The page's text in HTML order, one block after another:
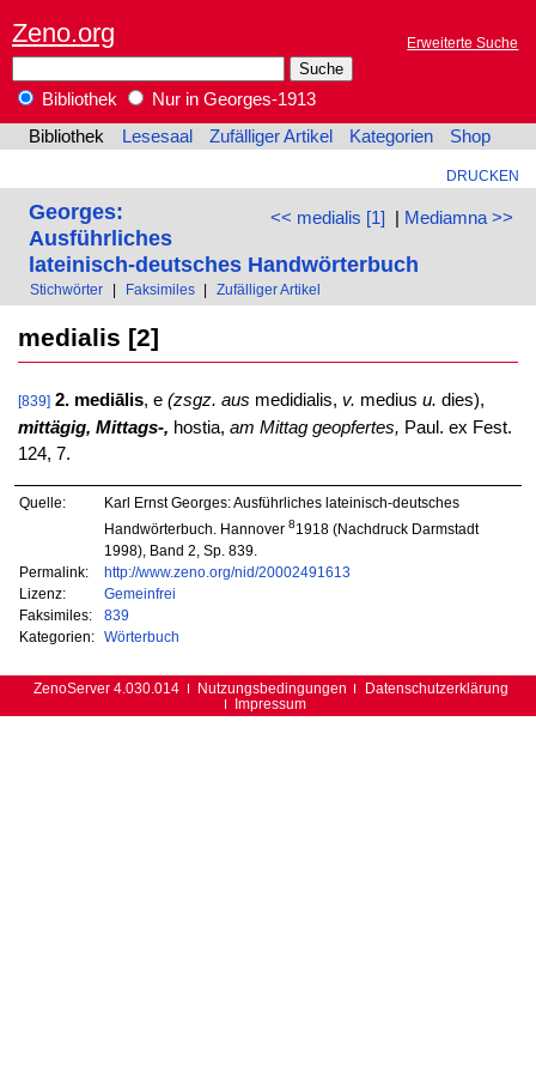
Zeno.org Erweiterte Suche
Bibliothek
Nur in Georges-1913
Bibliothek
Lesesaal Zufälliger Artikel Kategorien Shop
DRUCKEN
<< medialis [1] | Mediamna >>
Georges:
Ausführliches
lateinisch-deutsches Handwörterbuch
Stichwörter Faksimiles Zufälliger Artikel
medialis [2]
[839] 2. mediālis, e (zsgz. aus medidialis, v. medius u. dies),
mittägig, Mittags-, hostia, am Mittag geopfertes, Paul. ex Fest.
124, 7.
Quelle:
Karl Ernst Georges: Ausführliches lateinisch-deutsches
Handwörterbuch. Hannover 81918 (Nachdruck Darmstadt
1998), Band 2, Sp. 839.
Permalink:
http://www.zeno.org/nid/20002491613
Lizenz:
Gemeinfrei
Faksimiles:
839
Kategorien:
Wörterbuch
ZenoServer 4.030.014 Nutzungsbedingungen
Datenschutzerklärung
Impressum